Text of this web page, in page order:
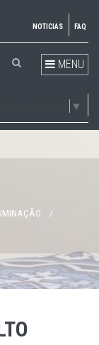
NOTICIAS FAQ
MENU
▼
/